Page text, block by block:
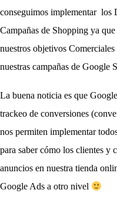
conseguimos implementar  los
Campañas de Shopping ya
nuestros objetivos
nuestras campañas de Google
La buena noticia es que
trackeo de conversiones
nos permiten implementar
para saber cómo los clientes y
anuncios en nuestra tienda
Google Ads a otro nivel